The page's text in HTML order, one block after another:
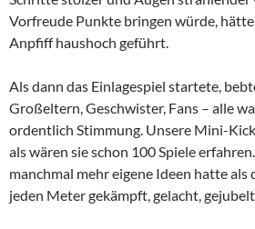
Vorfreude Punkte bringen würde,
Anpfiff haushoch geführt.
Als dann das Einlagespiel startete,
Großeltern, Geschwister, Fans – alle
ordentlich Stimmung. Unsere Mini-
als wären sie schon 100 Spiele
manchmal mehr eigene Ideen hatte als
jeden Meter gekämpft, gelacht,